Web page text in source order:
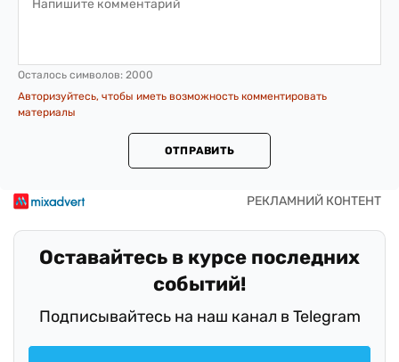
Осталось символов: 2000
Авторизуйтесь, чтобы иметь возможность комментировать
материалы
ОТПРАВИТЬ
Оставайтесь в курсе последних
событий!
Подписывайтесь на наш канал в Telegram